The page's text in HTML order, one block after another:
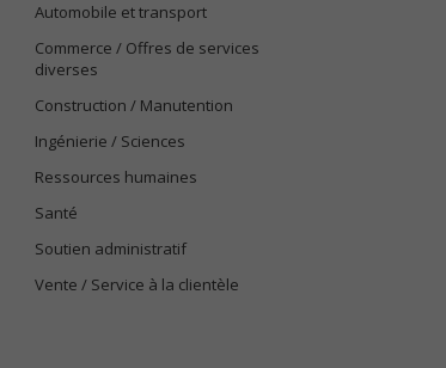
Automobile et transport
Commerce / Offres de services
diverses
Construction / Manutention
Ingénierie / Sciences
Ressources humaines
Santé
Soutien administratif
Vente / Service à la clientèle